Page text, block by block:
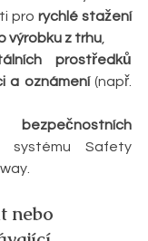
pro rychlé stažení
výrobku z trhu
prostředků
a oznámení (např.
Safety
nebo